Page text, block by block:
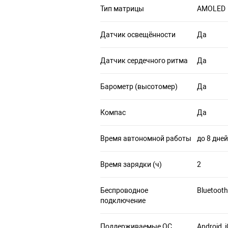
Тип матрицы AMOLED
Датчик освещённости Да
Датчик сердечного ритма Да
Барометр (высотомер) Да
Компас Да
Время автономной работы до 8 дней
Время зарядки (ч) 2
Беспроводное
подключение